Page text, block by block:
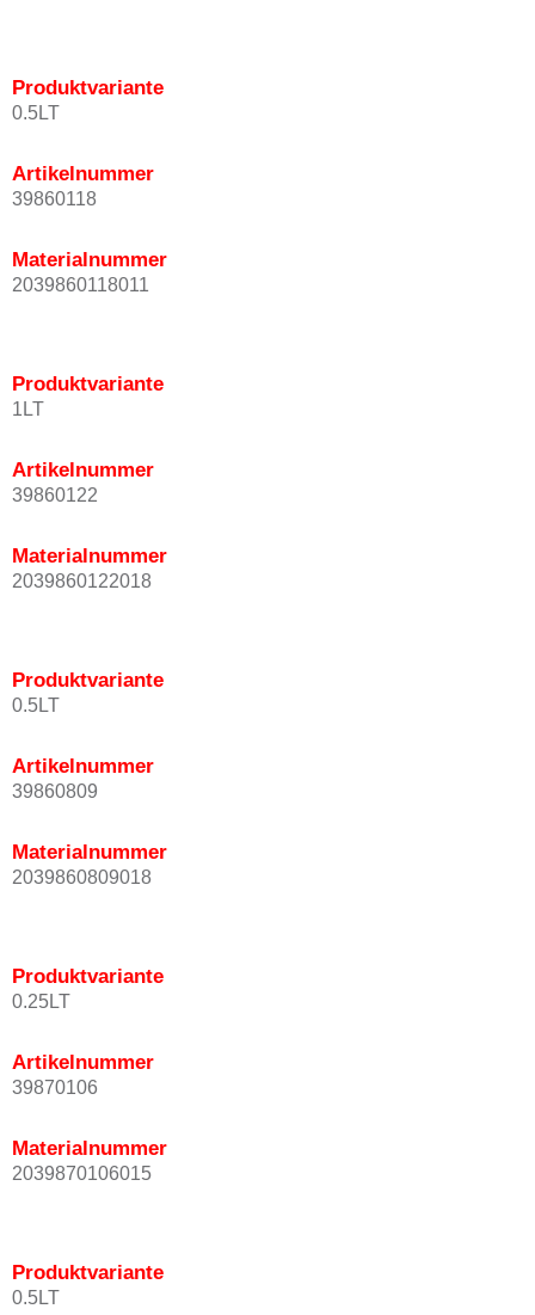
Produktvariante
0.5LT
Artikelnummer
39860118
Materialnummer
2039860118011
Produktvariante
1LT
Artikelnummer
39860122
Materialnummer
2039860122018
Produktvariante
0.5LT
Artikelnummer
39860809
Materialnummer
2039860809018
Produktvariante
0.25LT
Artikelnummer
39870106
Materialnummer
2039870106015
Produktvariante
0.5LT